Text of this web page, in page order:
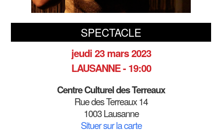
SPECTACLE
jeudi 23 mars 2023
LAUSANNE - 19:00
Centre Culturel des Terreaux
Rue des Terreaux 14
1003 Lausanne
Situer sur la carte